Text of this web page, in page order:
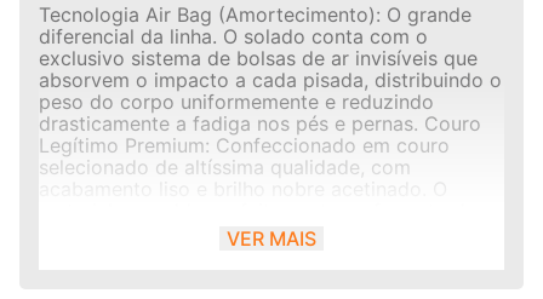
Tecnologia Air Bag (Amortecimento): O grande
diferencial da linha. O solado conta com o
exclusivo sistema de bolsas de ar invisíveis que
absorvem o impacto a cada pisada, distribuindo o
peso do corpo uniformemente e reduzindo
drasticamente a fadiga nos pés e pernas. Couro
Legítimo Premium: Confeccionado em couro
selecionado de altíssima qualidade, com
pé com o uso, garantindo durabilidade
excepcional. Gravata de Metal Exclusiva:
VER MAIS